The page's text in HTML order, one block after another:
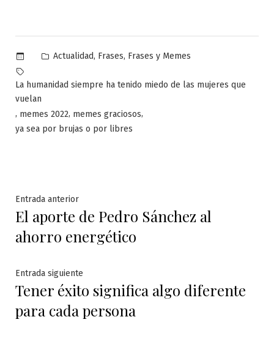
Publicado
Actualidad, Frases, Frases y Memes
La humanidad siempre ha tenido miedo de las mujeres que
vuelan
, memes 2022, memes graciosos,
ya sea por brujas o por libres
Navegación
de
Entrada anteriorEntrada
anterior:
El aporte de Pedro Sánchez al
ahorro energético
Entrada siguiente
siguiente:
Tener éxito significa algo diferente
para cada persona